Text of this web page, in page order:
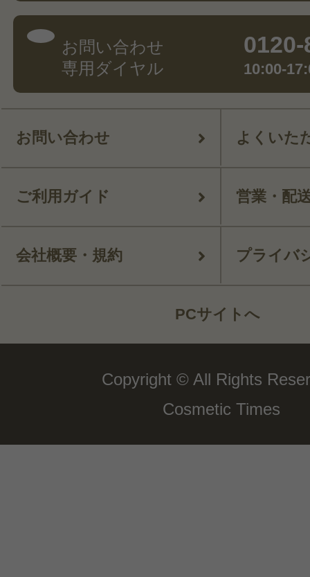
お問い合わせ
専用ダイヤル
10:00-
お問い合わせ よくいた
ご利用ガイド 営業・配
会社概要・規約 プライバ
PCサイトへ
Copyright © All Rights
Cosmetic Times